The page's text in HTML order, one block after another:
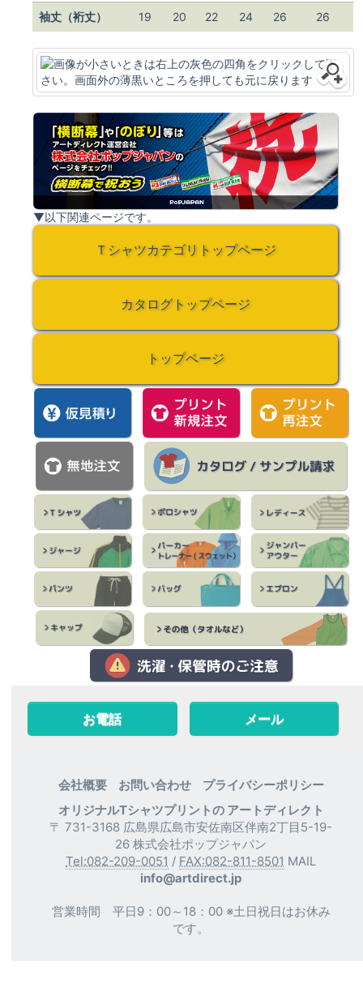
袖丈（裄丈） 19 20 22 24 26 26
▼以下関連ページです。
Ｔシャツカテゴリトップページ
カタログトップページ
トップページ
お電話 メール
会社概要 お問い合わせ
プライバシーポリシー
オリジナルTシャツプリントの アートディレクト
〒 731-3168 広島県広島市安佐南区伴南2丁目5-19-
26 株式会社ポップジャパン
Tel:082-209-0051 / FAX:082-811-8501 MAIL
info@artdirect.jp
営業時間 平日9：00～18：00 ※土日祝日はお休み
です。